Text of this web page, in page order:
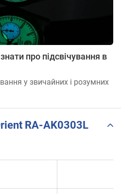
про підсвічування в
у звичайних і розумних
RA-AK0303L